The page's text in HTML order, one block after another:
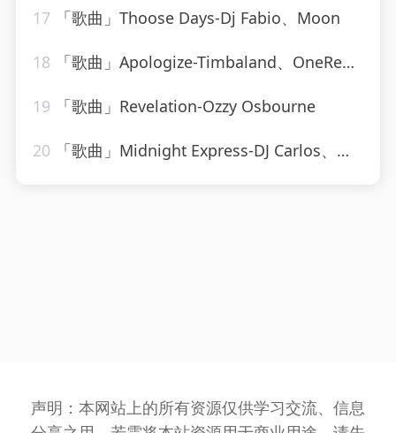
17 「歌曲」Thoose Days-Dj Fabio、Moon
18 「歌曲」Apologize-Timbaland、OneRepublic
19 「歌曲」Revelation-Ozzy Osbourne
20 「歌曲」Midnight Express-DJ Carlos、Manny Ribeira
声明：本网站上的所有资源仅供学习交流、信息